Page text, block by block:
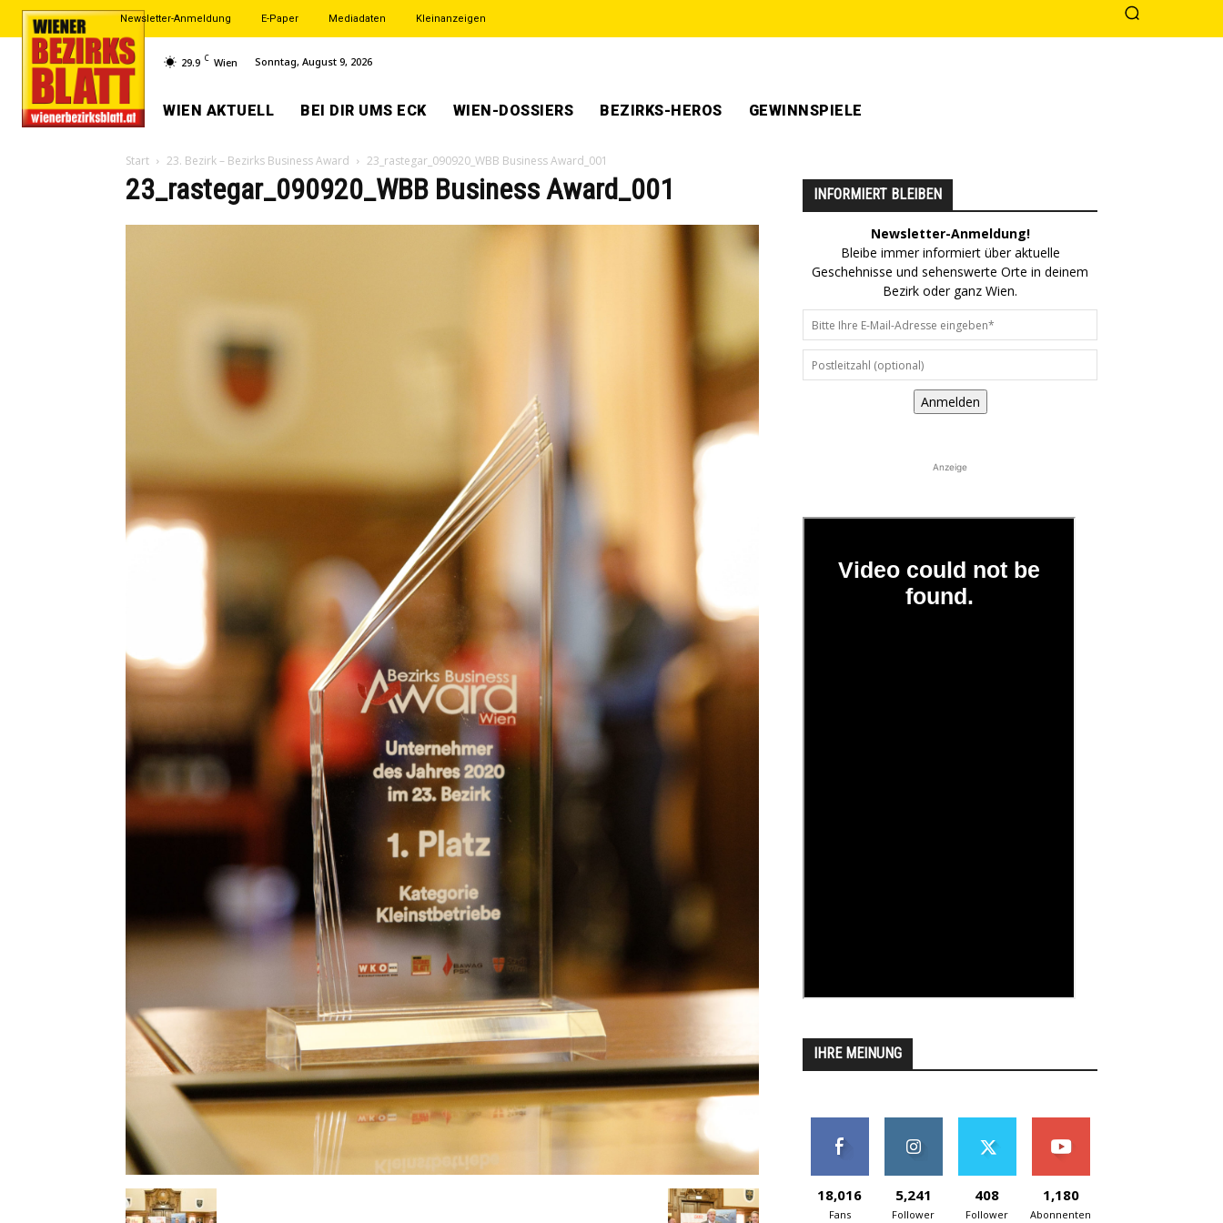
Newsletter-Anmeldung E-Paper Mediadaten Kleinanzeigen
29.9 C Wien Sonntag, August 9, 2026
WIEN AKTUELL BEI DIR UMS ECK WIEN-DOSSIERS BEZIRKS-HEROS GEWINNSPIELE
Start 23. Bezirk – Bezirks Business Award 23_rastegar_090920_WBB Business Award_001
23_rastegar_090920_WBB Business Award_001 INFORMIERT BLEIBEN
Newsletter-Anmeldung!
Bleibe immer informiert über aktuelle
Geschehnisse und sehenswerte Orte in deinem
Bezirk oder ganz Wien.
Anmelden
Anzeige
IHRE MEINUNG
18,016
Fans
5,241
Follower
408
Follower
1,180
Abonnenten